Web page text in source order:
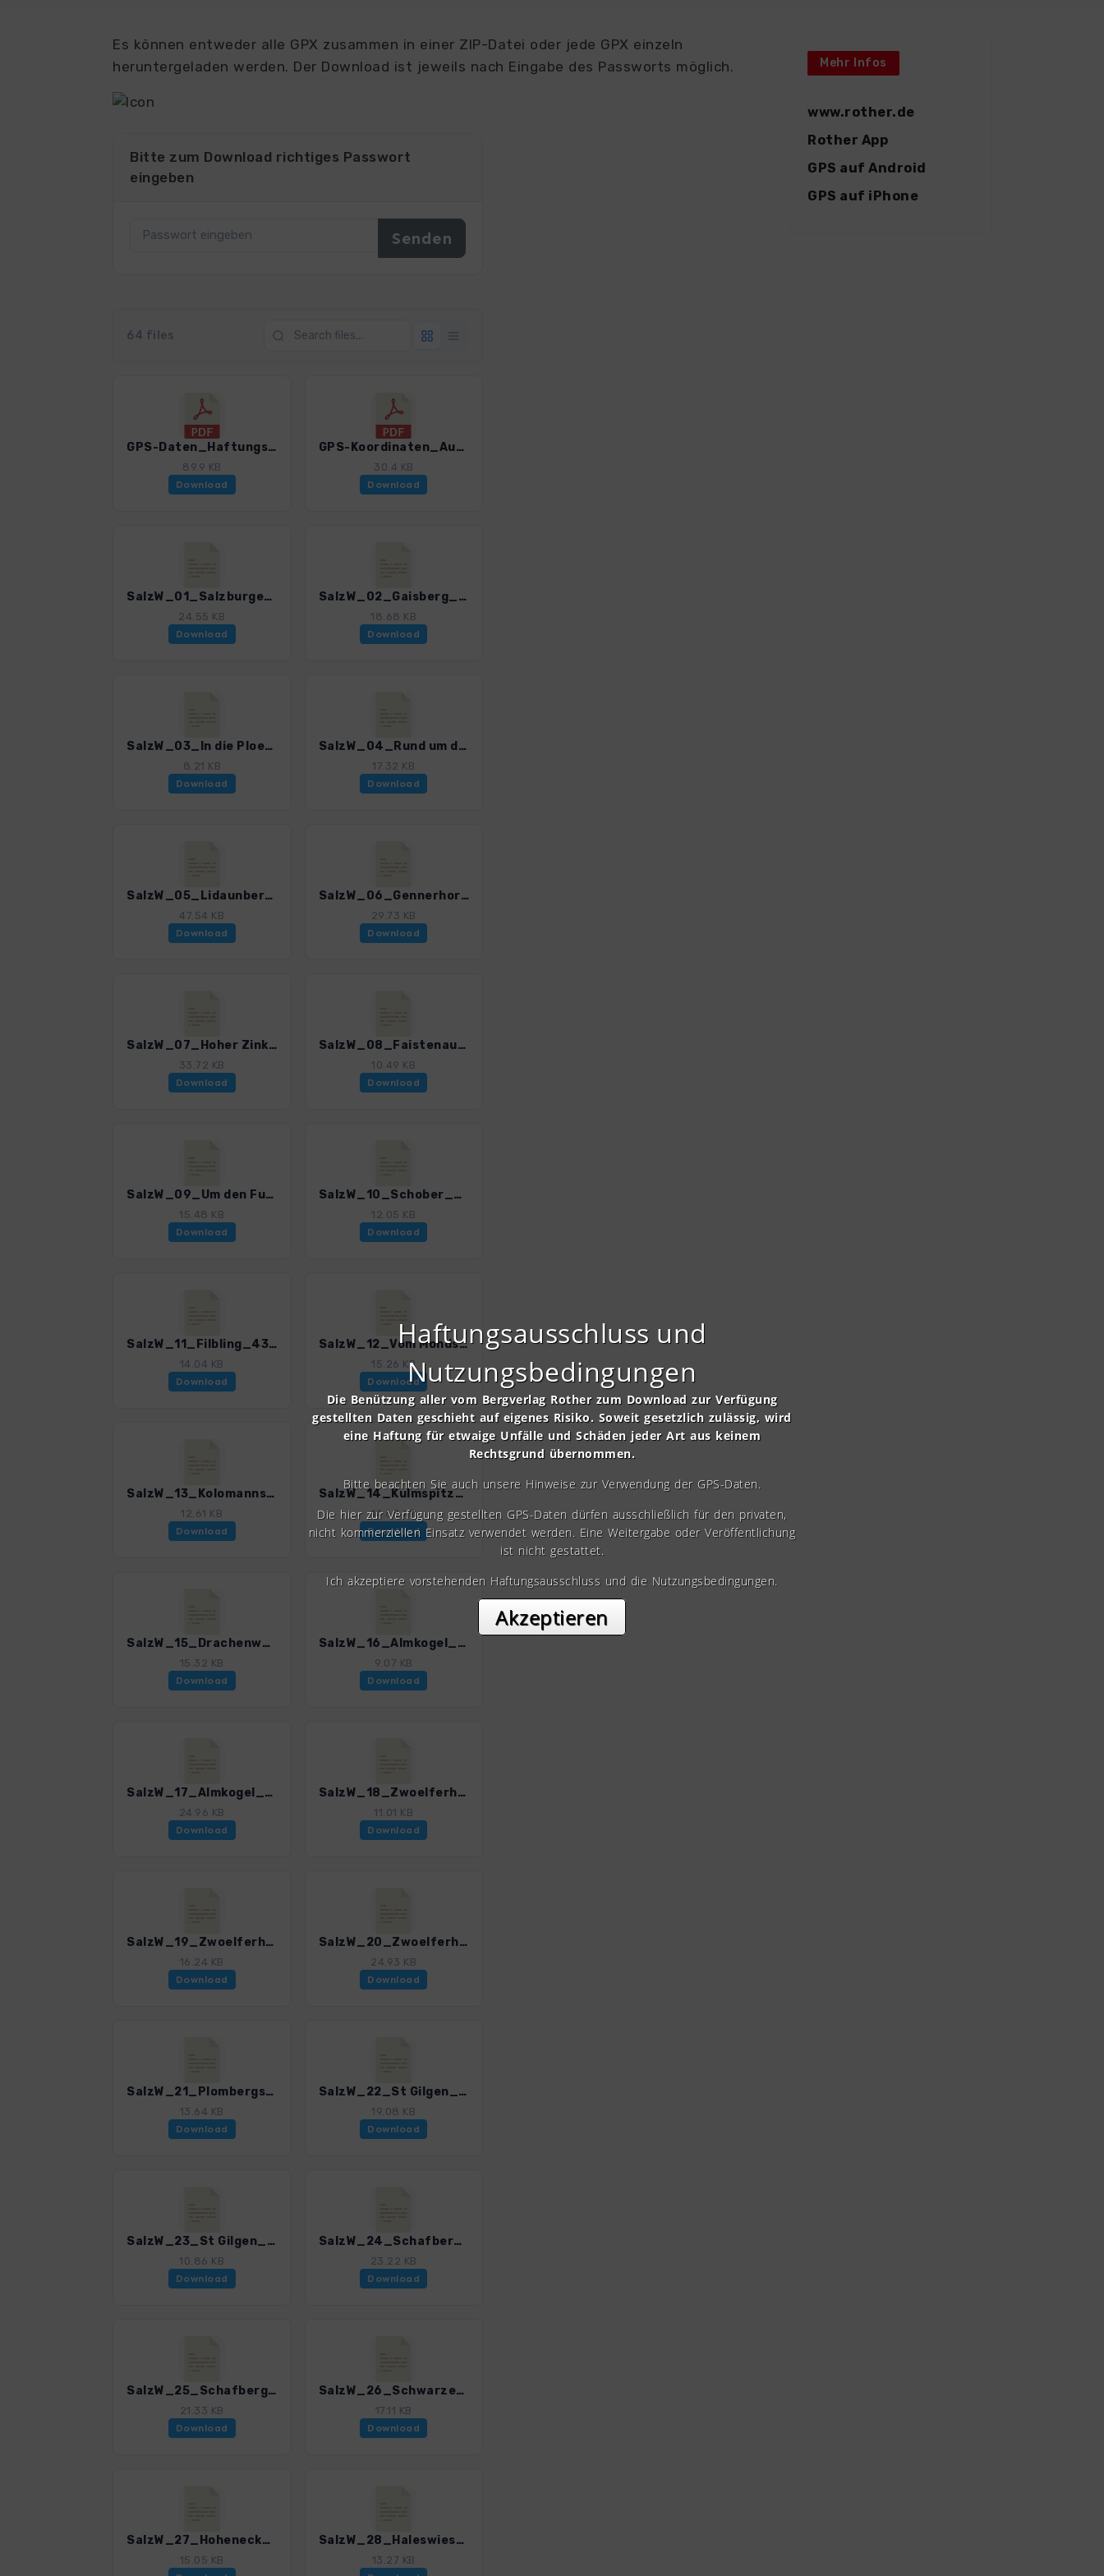
Es können entweder alle GPX zusammen in einer ZIP-Datei oder jede GPX einzeln
heruntergeladen werden. Der Download ist jeweils nach Eingabe des Passworts möglich.
Bitte zum Download richtiges Passwort
eingeben
64 files
GPS-Daten_Haftungsausschluss-Nutzungsbedingungen_WF_Salzkammergut_West_4385_5.pdf
89.9 KB
Download
GPS-Koordinaten_Ausgangspunkte_WF_Salzkammergut_West_4385_5.pdf
30.4 KB
Download
SalzW_01_Salzburger Innenstadt_4385_5.gpx
24.55 KB
Download
SalzW_02_Gaisberg_Nockstein_4385_5.gpx
18.68 KB
Download
SalzW_03_In die Ploetz_4385_5.gpx
8.21 KB
Download
SalzW_04_Rund um den Strumberg_4385_5.gpx
17.32 KB
Download
SalzW_05_Lidaunberg_4385_5.gpx
47.54 KB
Download
SalzW_06_Gennerhorn_4385_5.gpx
29.73 KB
Download
SalzW_07_Hoher Zinken_Osterhorn_4385_5.gpx
33.72 KB
Download
SalzW_08_Faistenauer Schafberg_4385_5.gpx
10.49 KB
Download
SalzW_09_Um den Fuschlsee_4385_5.gpx
15.48 KB
Download
SalzW_10_Schober_4385_5.gpx
12.05 KB
Download
SalzW_11_Filbling_4385_5.gpx
14.04 KB
Download
SalzW_12_Vom Mondsee zum Irrsee_4385_5.gpx
15.26 KB
Download
SalzW_13_Kolomannsberg_4385_5.gpx
12.61 KB
Download
SalzW_14_Kulmspitze_4385_5.gpx
14.68 KB
Download
SalzW_15_Drachenwand_4385_5.gpx
15.32 KB
Download
SalzW_16_Almkogel_1_4385_5.gpx
9.07 KB
Download
SalzW_17_Almkogel_2_4385_5.gpx
24.96 KB
Download
SalzW_18_Zwoelferhorn_1_4385_5.gpx
11.01 KB
Download
SalzW_19_Zwoelferhorn_2_4385_5.gpx
16.24 KB
Download
SalzW_20_Zwoelferhorn_3_4385_5.gpx
24.93 KB
Download
SalzW_21_Plombergstein_Rundtour_4385_5.gpx
13.64 KB
Download
SalzW_22_St Gilgen_Fuschl_4385_5.gpx
19.08 KB
Download
SalzW_23_St Gilgen_St Wolfgang_4385_5.gpx
10.86 KB
Download
SalzW_24_Schafberg_1_4385_5.gpx
23.22 KB
Download
SalzW_25_Schafberg_2_4385_5.gpx
21.33 KB
Download
SalzW_26_Schwarzensee_Rundtour_4385_5.gpx
17.11 KB
Download
SalzW_27_Hoheneck_4385_5.gpx
15.05 KB
SalzW_28_Haleswiesssee_4385_5.gpx
13.27 KB
Mehr Infos
www.rother.de
Rother App
GPS auf Android
GPS auf iPhone
Haftungsausschluss und
Nutzungsbedingungen
Die Benützung aller vom Bergverlag Rother zum Download zur Verfügung
gestellten Daten geschieht auf eigenes Risiko. Soweit gesetzlich zulässig, wird
eine Haftung für etwaige Unfälle und Schäden jeder Art aus keinem
Rechtsgrund übernommen.
Bitte beachten Sie auch unsere Hinweise zur Verwendung der GPS-Daten.
Die hier zur Verfügung gestellten GPS-Daten dürfen ausschließlich für den privaten,
nicht kommerziellen Einsatz verwendet werden. Eine Weitergabe oder Veröffentlichung
ist nicht gestattet.
Ich akzeptiere vorstehenden Haftungsausschluss und die Nutzungsbedingungen.
Akzeptieren